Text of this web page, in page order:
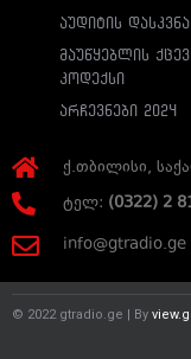
აუდიტის დასკვნა
მაუწყებლის
კოდექსი
არჩევნები 2024
ქ.თბილისი,
ტელ: (0322) 2
info@gtradio.ge
© 2022 gtradio.ge | By